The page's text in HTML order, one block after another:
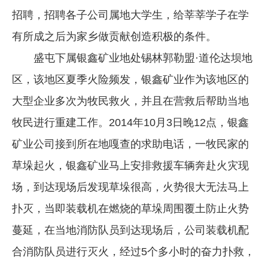
招聘，招聘各子公司属地大学生，给莘莘学子在学
有所成之后为家乡做贡献创造积极的条件。
盛屯下属银鑫矿业地处锡林郭勒盟·道伦达坝地
区，该地区夏季火险频发，银鑫矿业作为该地区的
大型企业多次为牧民救火，并且在营救后帮助当地
牧民进行重建工作。2014年10月3日晚12点，银鑫
矿业公司接到所在地嘎查的求助电话，一牧民家的
草垛起火，银鑫矿业马上安排救援车辆奔赴火灾现
场，到达现场后发现草垛很高，火势很大无法马上
扑灭，当即装载机在燃烧的草垛周围覆土防止火势
蔓延，在当地消防队员到达现场后，公司装载机配
合消防队员进行灭火，经过5个多小时的奋力扑救，